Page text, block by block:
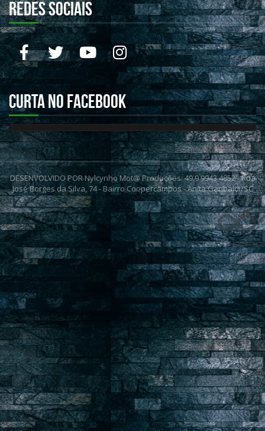
REDES SOCIAIS
Curta no Facebook
DESENVOLVIDO POR Nylcynho Mot@ Produções: 49 9 9943 4852 - Rua
José Borges da Silva, 74 - Bairro Coopercampos - Anita Garibaldi/SC